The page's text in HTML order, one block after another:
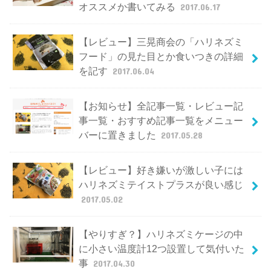
オススメか書いてみる
2017.06.17
【レビュー】三晃商会の「ハリネズミ
フード」の見た目とか食いつきの詳細
を記す 2017.06.04
【お知らせ】全記事一覧・レビュー記
事一覧・おすすめ記事一覧をメニュー
バーに置きました
2017.05.28
【レビュー】好き嫌いが激しい子には
ハリネズミテイストプラスが良い感じ
2017.05.02
【やりすぎ？】ハリネズミケージの中
に小さい温度計12つ設置して気付いた
事 2017.04.30